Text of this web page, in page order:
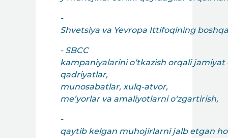
-
Shvetsiya va Yevropa Ittifoqining
- SBCC
kampaniyalarini o‘tkazish orqali
qadriyatlar,
munosabatlar, xulq-atvor,
me’yorlar va amaliyotlarni o‘zgartirish,
-
qaytib kelgan muhojirlarni jalb etgan